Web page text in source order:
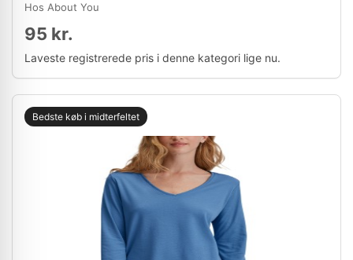
Hos About You
95 kr.
Laveste registrerede pris i denne kategori lige nu.
Bedste køb i midterfeltet